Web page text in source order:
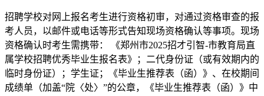
招聘学校对网上报名考生进行资格初审，对通过资格审查的报
考人员，以邮件或电话等形式告知现场资格确认等事项。现场
资格确认时考生需携带： 《郑州市2025招才引智-市教育局直
属学校招聘优秀毕业生报名表》；二代身份证（或有效期内的
临时身份证）；学生证；《毕业生推荐表（函）》、在校期间
成绩单（加盖“院〈处〉”的公章，《毕业生推荐表（函）》中